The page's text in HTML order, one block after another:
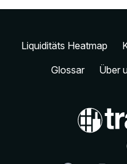
Liquiditäts Heatmap
Glossar
Über